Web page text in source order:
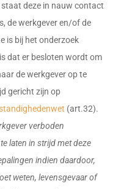
deze in nauw contact
de werkgever en/of de
is bij het onderzoek
dat er besloten wordt om
de werkgever op te
gericht zijn op
(art.32).
verboden
laten in strijd met deze
indien daardoor,
weten, levensgevaar of